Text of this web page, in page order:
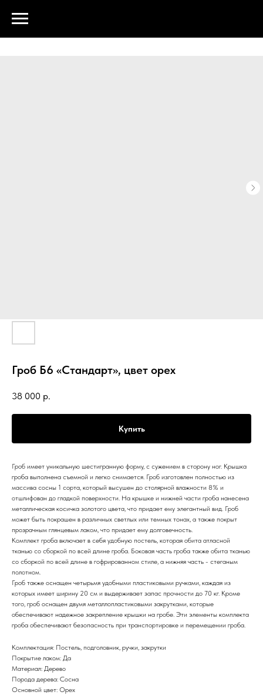
Гроб Б6 «Стандарт», цвет орех
38 000 р.
Купить
Гроб имеет уникальную шестигранную форму, с сужением в сторону ног. Крышка
гроба выполнена съемной и легко снимается. Гроб изготовлен полностью из
массива сосны 1 сорта, который высушен до столярной влажности 8% и
отшлифован до гладкой поверхности. На крышке и нижней части гроба нанесена
металлическая косичка золотого цвета, что придает ему элегантный вид. Гроб
может быть покрашен в различных светлых или темных тонах, а также покрыт
прозрачным глянцевым лаком, что придает ему долговечность.
Комплект гроба включает в себя удобную постель, которая обита атласной
тканью со сборкой по всей длине гроба. Боковая часть гроба также обита тканью
со сборкой по всей длине в гофрированном стиле, а нижняя часть - стеганым
полотном.
Гроб также оснащен четырьмя удобными пластиковыми ручками, каждая из
которых имеет ширину 20 см и выдерживает запас прочности до 70 кг. Кроме
того, гроб оснащен двумя металлопластиковыми закрутками, которые
обеспечивают надежное закрепление крышки на гробе. Эти элементы комплекта
гроба обеспечивают безопасность при транспортировке и перемещении гроба.
Комплектация: Постель, подголовник, ручки, закрутки
Покрытие лаком: Да
Материал: Дерево
Порода дерева: Сосна
Основной цвет: Орех